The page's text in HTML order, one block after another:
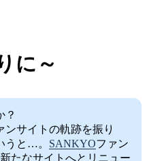
に～
？
ンサイトの軌跡を振り
うと…。 SANKYOファン
たなサイトへとリニュー